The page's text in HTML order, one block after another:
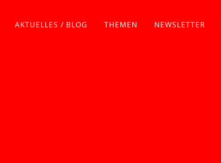
AKTUELLES / BLOG THEMEN NEWSLETTER